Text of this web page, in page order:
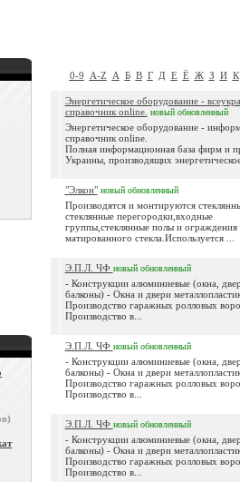
0-9 A-Z А Б В Г Д Е Ё Ж З И К
Энергетическое оборудование -
справочник online. новый обновленный
Энергетическое оборудование -
справочник online.
Полная информационная база фирм и
Украины, производящих
"Элкон" новый обновленный
Производятся и монтируются
стеклянные перегородки,входные
группы,стеклянные полы и ограждения
матированного стекла.Используется ...
Э.П.Л. ЧФ новый обновленный
- Конструкции алюминиевые (окна,
балконы) - Окна и двери
Производство гаражных ролловых
Производство в...
Э.П.Л. ЧФ новый обновленный
- Конструкции алюминиевые (окна,
балконы) - Окна и двери
Производство гаражных ролловых
Производство в...
Э.П.Л. ЧФ новый обновленный
- Конструкции алюминиевые (окна,
балконы) - Окна и двери
Производство гаражных ролловых
Производство в...